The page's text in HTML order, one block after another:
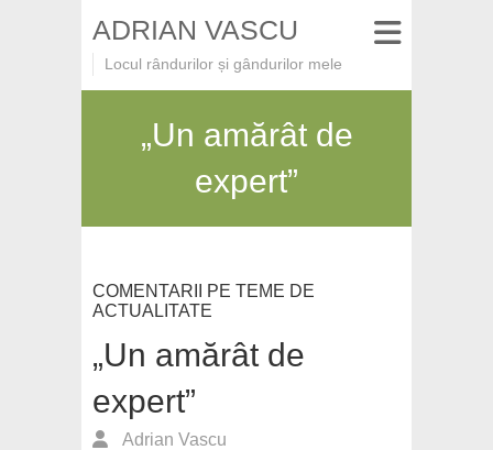
ADRIAN VASCU
Locul rândurilor și gândurilor mele
„Un amărât de
expert”
COMENTARII PE TEME DE
ACTUALITATE
„Un amărât de
expert”
Adrian Vascu